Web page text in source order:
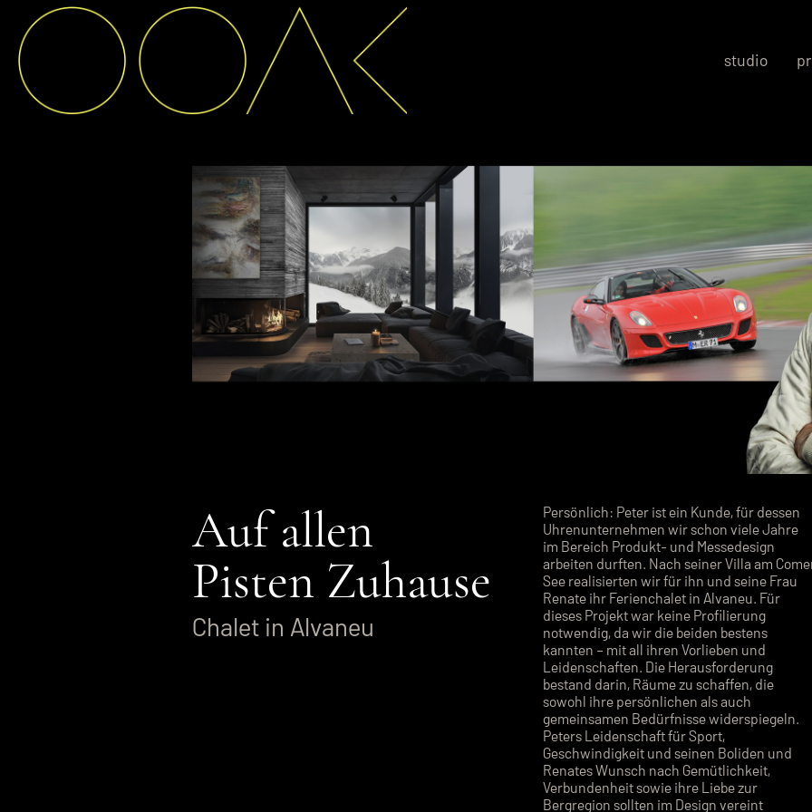
studio
Auf allen
Pisten Zuhause
Chalet in Alvaneu
Persönlich: Peter ist ein Kunde, für dessen
Uhrenunternehmen wir schon viele Jahre
im Bereich Produkt- und Messedesign
arbeiten durften. Nach seiner Villa am
See realisierten wir für ihn und seine Frau
Renate ihr Ferienchalet in Alvaneu. Für
dieses Projekt war keine Profilierung
notwendig, da wir die beiden bestens
kannten – mit all ihren Vorlieben und
Leidenschaften. Die Herausforderung
bestand darin, Räume zu schaffen, die
sowohl ihre persönlichen als auch
gemeinsamen Bedürfnisse widerspiegeln.
Peters Leidenschaft für Sport,
Geschwindigkeit und seinen Boliden und
Renates Wunsch nach Gemütlichkeit,
Verbundenheit sowie ihre Liebe zur
Bergregion sollten im Design vereint